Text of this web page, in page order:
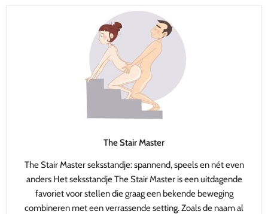
The Stair Master
The Stair Master seksstandje: spannend, speels en nét even
anders Het seksstandje The Stair Master is een uitdagende
favoriet voor stellen die graag een bekende beweging
combineren met een verrassende setting. Zoals de naam al